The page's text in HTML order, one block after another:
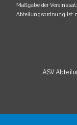
Maßgabe der
Abteilungsordnung ist
ASV